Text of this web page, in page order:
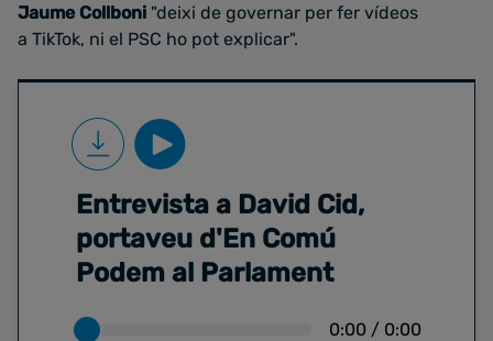
Jaume Collboni "deixi de governar per fer vídeos
a TikTok, ni el PSC ho pot explicar".
Entrevista a David Cid,
portaveu d'En Comú
Podem al Parlament
0:00 / 0:00